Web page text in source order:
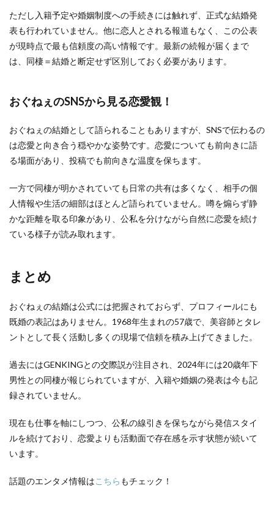
ただし入籍予定や婚姻制度への手続きには触れず、正式な結婚発
表も行われていません。他に恋人とされる報道もなく、この公表
が現時点で最も信頼度の高い情報です。最新の続報が届くまで
は、同棲＝結婚と断定せず区別しておく必要があります。
おぐねぇのSNSから見る恋愛観！
おぐねぇの結婚として語られることもありますが、SNSで伝わるの
は恋愛と向き合う穏やかな姿勢です。恋愛についても前向きに語
る場面があり、投稿でも前向きな温度を保ちます。
一方で同棲が明かされていても日常の共有は多くなく、相手の個
人情報や生活の細部はほとんど語られていません。噂を煽らず静
かな距離を取る印象があり、公私を分けながら自然に恋愛を続け
ている様子が読み取れます。
まとめ
おぐねぇの結婚は公式には把握されておらず、プロフィールにも
既婚の表記はありません。1968年生まれの57歳で、美容師とタレ
ントとして長く活動し多くの現場で信頼を積み上げてきました。
過去にはGENKINGとの交際説が注目され、2024年には20歳年下
男性との同棲が報じられていますが、入籍や婚姻の発表は今も記
録されていません。
現在も仕事を軸にしつつ、公私の線引きを保ちながら発信スタイ
ルを続けており、恋愛よりも活動面で存在感を示す状態が続いて
います。
話題のエンタメ情報はこちら もチェック！